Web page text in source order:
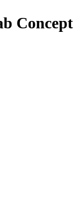
Concept